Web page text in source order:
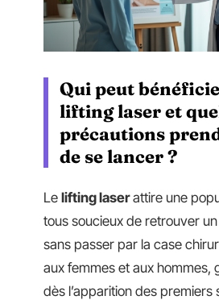
Qui peut
lifting laser et
précautions
de se lancer ?
Le lifting laserattire une
tous soucieux de retrouver un
sans passer par la case
aux femmes et aux hommes,
dès l’apparition des premiers